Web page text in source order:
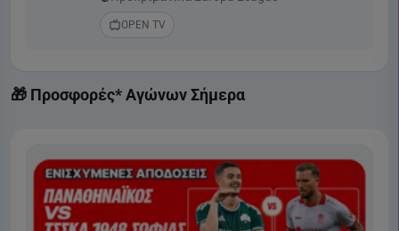
OPEN TV
🎁 Προσφορές* Αγώνων Σήμερα